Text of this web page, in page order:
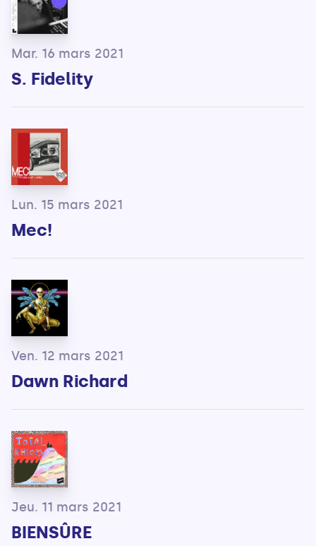
Mar. 16 mars 2021
S. Fidelity
Lun. 15 mars 2021
Mec!
Ven. 12 mars 2021
Dawn Richard
Jeu. 11 mars 2021
BIENSÛRE